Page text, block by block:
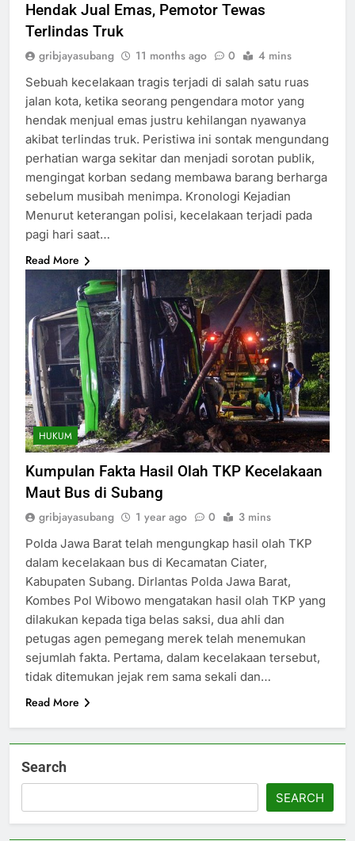
Hendak Jual Emas, Pemotor Tewas
Terlindas Truk
gribjayasubang 11 months ago 0 4 mins
Sebuah kecelakaan tragis terjadi di salah satu ruas
jalan kota, ketika seorang pengendara motor yang
hendak menjual emas justru kehilangan nyawanya
akibat terlindas truk. Peristiwa ini sontak mengundang
perhatian warga sekitar dan menjadi sorotan publik,
mengingat korban sedang membawa barang berharga
sebelum musibah menimpa. Kronologi Kejadian
Menurut keterangan polisi, kecelakaan terjadi pada
pagi hari saat…
Read More
HUKUM
Kumpulan Fakta Hasil Olah TKP Kecelakaan
Maut Bus di Subang
gribjayasubang 1 year ago 0 3 mins
Polda Jawa Barat telah mengungkap hasil olah TKP
dalam kecelakaan bus di Kecamatan Ciater,
Kabupaten Subang. Dirlantas Polda Jawa Barat,
Kombes Pol Wibowo mengatakan hasil olah TKP yang
dilakukan kepada tiga belas saksi, dua ahli dan
petugas agen pemegang merek telah menemukan
sejumlah fakta. Pertama, dalam kecelakaan tersebut,
tidak ditemukan jejak rem sama sekali dan…
Read More
Search
SEARCH